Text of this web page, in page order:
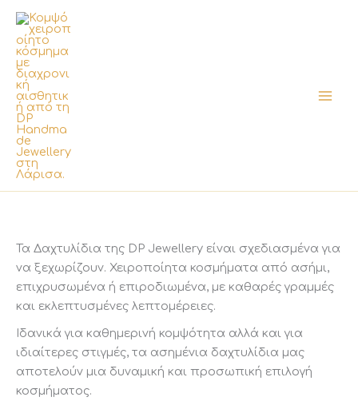
Μετάβαση
στο
περιεχόμενο
Τα Δαχτυλίδια της DP Jewellery είναι σχεδιασμένα για
να ξεχωρίζουν. Χειροποίητα κοσμήματα από ασήμι,
επιχρυσωμένα ή επιροδιωμένα, με καθαρές γραμμές
και εκλεπτυσμένες λεπτομέρειες.
Ιδανικά για καθημερινή κομψότητα αλλά και για
ιδιαίτερες στιγμές, τα ασημένια δαχτυλίδια μας
αποτελούν μια δυναμική και προσωπική επιλογή
κοσμήματος.